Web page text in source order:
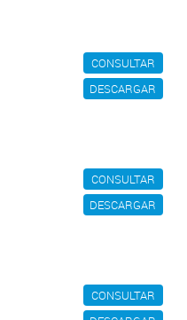
CONSULTAR
DESCARGAR
CONSULTAR
DESCARGAR
CONSULTAR